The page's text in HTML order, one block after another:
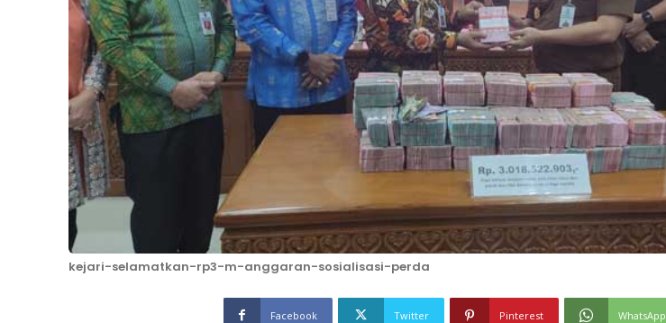
kejari-selamatkan-rp3-m-anggaran-sosialisasi-perda
Facebook Twitter Pinterest WhatsApp